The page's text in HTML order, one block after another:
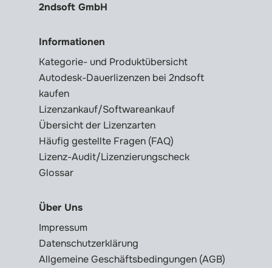
2ndsoft GmbH
Informationen
Kategorie- und Produktübersicht
Autodesk-Dauerlizenzen bei 2ndsoft
kaufen
Lizenzankauf/Softwareankauf
Übersicht der Lizenzarten
Häufig gestellte Fragen (FAQ)
Lizenz-Audit/Lizenzierungscheck
Glossar
Über Uns
Impressum
Datenschutzerklärung
Allgemeine Geschäftsbedingungen (AGB)